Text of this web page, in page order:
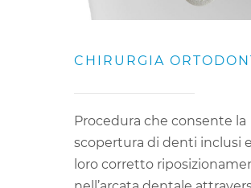
CHIRURGIA
Procedura che consente la
scopertura di denti inclusi e
loro corretto